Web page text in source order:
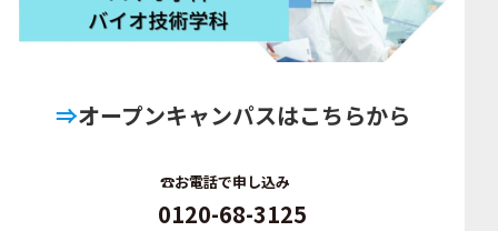
⇒オープンキャンパスはこちらから
☎️お電話で申し込み
0120-68-3125